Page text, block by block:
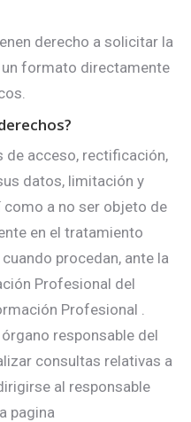
derecho a solicitar la
formato directamente
de acceso, rectificación,
datos, limitación y
a no ser objeto de
en el tratamiento
procedan, ante la
Profesional del
Profesional .
responsable del
consultas relativas a
al responsable
pagina